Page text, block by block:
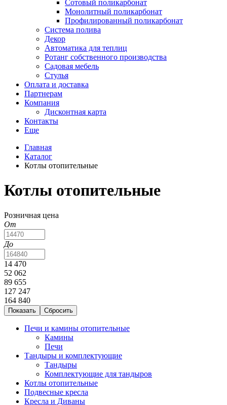
Сотовый поликарбонат
Монолитный поликарбонат
Профилированный поликарбонат
Система полива
Декор
Автоматика для теплиц
Ротанг собственного производства
Садовая мебель
Стулья
Оплата и доставка
Партнерам
Компания
Дисконтная карта
Контакты
Еще
Главная
Каталог
Котлы отопительные
Котлы отопительные
Розничная цена
От
До
14 470
52 062
89 655
127 247
164 840
Печи и камины отопительные
Камины
Печи
Тандыры и комплектующие
Тандыры
Комплектующие для тандыров
Котлы отопительные
Подвесные кресла
Кресла и Диваны